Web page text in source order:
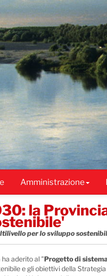
Amministrazione
la
per lo sviluppo
aderito al "Progetto di
e gli obiettivi della